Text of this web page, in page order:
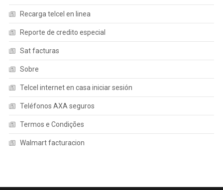
Recarga telcel en linea
Reporte de credito especial
Sat facturas
Sobre
Telcel internet en casa iniciar sesión
Teléfonos AXA seguros
Termos e Condições
Walmart facturacion